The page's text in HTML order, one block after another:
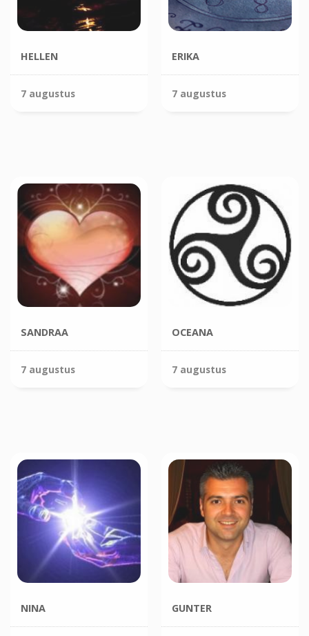
HELLEN
7 augustus
ERIKA
7 augustus
SANDRAA
7 augustus
OCEANA
7 augustus
NINA GUNTER